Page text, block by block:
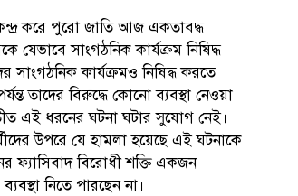
করে পুরো জাতি আজ একতাবদ্ধ
সাংগঠনিক কার্যক্রম নিষিদ্ধ
সাংগঠনিক কার্যক্রমও নিষিদ্ধ করতে
তাদের বিরুদ্ধে কোনো ব্যবস্থা নেওয়া
এই ধরনের ঘটনা ঘটার সুযোগ নেই।
উপরে যে হামলা হয়েছে এই ঘটনাকে
ফ্যাসিবাদ বিরোধী শক্তি একজন
নিতে পারছেন না।